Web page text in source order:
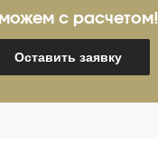
с расчетом!
Оставить заявку